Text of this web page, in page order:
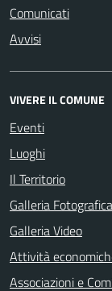
Comunicati
Avvisi
VIVERE IL COMUNE
Eventi
Luoghi
Il Territorio
Galleria Fotografica
Galleria Video
Attività
Associazioni e